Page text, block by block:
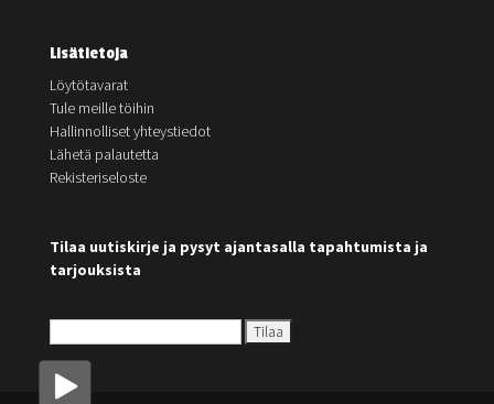
Lisätietoja
Löytötavarat
Tule meille töihin
Hallinnolliset yhteystiedot
Lähetä palautetta
Rekisteriseloste
Tilaa uutiskirje ja pysyt ajantasalla tapahtumista ja
tarjouksista